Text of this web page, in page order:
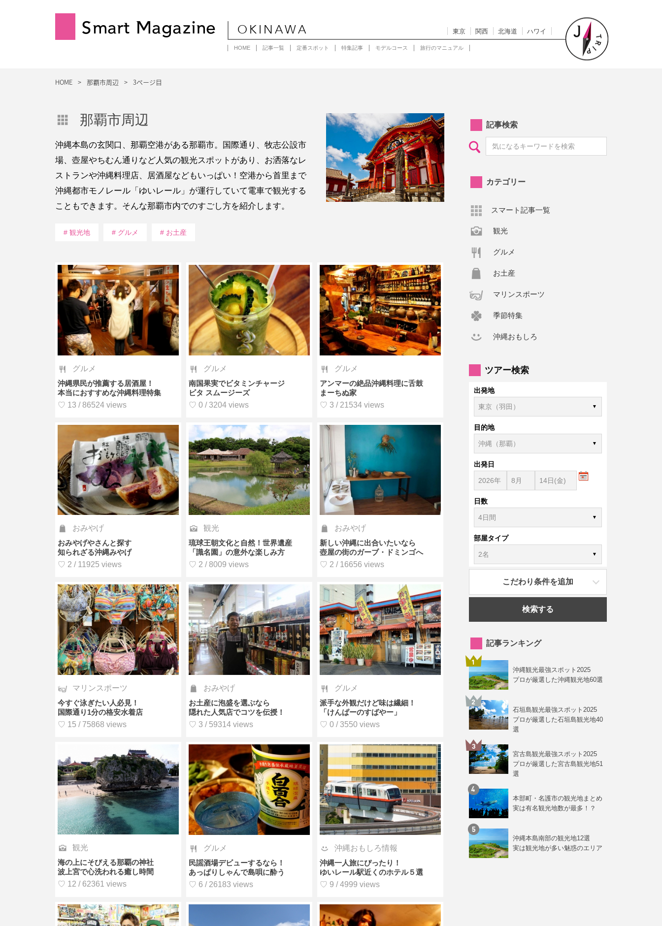
Smart Magazine OKINAWA 東京 関西 北海道 ハワイ
HOME 記事一覧 定番スポット 特集記事 モデルコース 旅行のマニュアル
HOME 那覇市周辺 3ページ目
那覇市周辺
沖縄本島の玄関口、那覇空港がある那覇市。国際通り、牧志公設市
場、壺屋やちむん通りなど人気の観光スポットがあり、お洒落なレ
ストランや沖縄料理店、居酒屋などもいっぱい！空港から首里まで
沖縄都市モノレール「ゆいレール」が運行していて電車で観光する
こともできます。そんな那覇市内でのすごし方を紹介します。
# 観光地 # グルメ # お土産
グルメ
沖縄県民が推薦する居酒屋！
本当におすすめな沖縄料理特集
♡ 13 / 86524 views
グルメ
南国果実でビタミンチャージ
ビタ スムージーズ
♡ 0 / 3204 views
グルメ
アンマーの絶品沖縄料理に舌鼓
まーちぬ家
♡ 3 / 21534 views
おみやげ
おみやげやさんと探す
知られざる沖縄みやげ
♡ 2 / 11925 views
観光
琉球王朝文化と自然！世界遺産
「識名園」の意外な楽しみ方
♡ 2 / 8009 views
おみやげ
新しい沖縄に出合いたいなら
壺屋の街のガーブ・ドミンゴへ
♡ 2 / 16656 views
マリンスポーツ
今すぐ泳ぎたい人必見！
国際通り1分の格安水着店
♡ 15 / 75868 views
おみやげ
お土産に泡盛を選ぶなら
隠れた人気店でコツを伝授！
♡ 3 / 59314 views
グルメ
派手な外観だけど味は繊細！
「けんぱーのすばやー」
♡ 0 / 3550 views
観光
海の上にそびえる那覇の神社
波上宮で心洗われる癒し時間
♡ 12 / 62361 views
グルメ
民謡酒場デビューするなら！
あっぱりしゃんで島唄に酔う
♡ 6 / 26183 views
沖縄おもしろ情報
沖縄一人旅にぴったり！
ゆいレール駅近くのホテル５選
♡ 9 / 4999 views
記事検索
カテゴリー
スマート記事一覧
観光
グルメ
お土産
マリンスポーツ
季節特集
沖縄おもしろ
ツアー検索
出発地
目的地
出発日
日数
部屋タイプ
こだわり条件を追加
検索する
記事ランキング
沖縄観光最強スポット2025
プロが厳選した沖縄観光地60選
石垣島観光最強スポット2025
プロが厳選した石垣島観光地40
選
宮古島観光最強スポット2025
プロが厳選した宮古島観光地51
選
本部町・名護市の観光地まとめ
実は有名観光地数が最多！？
沖縄本島南部の観光地12選
実は観光地が多い魅惑のエリア